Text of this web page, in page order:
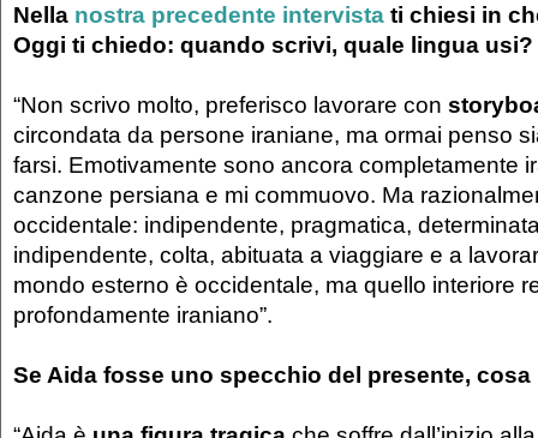
Nella nostra precedente intervista ti chiesi in
Oggi ti chiedo: quando scrivi, quale lingua usi?
“Non scrivo molto, preferisco lavorare con
circondata da persone iraniane, ma ormai penso
farsi. Emotivamente sono ancora completamente
canzone persiana e mi commuovo. Ma
occidentale: indipendente, pragmatica,
indipendente, colta, abituata a viaggiare e a
mondo esterno è occidentale, ma quello interiore
profondamente iraniano”.
Se Aida fosse uno specchio del presente,